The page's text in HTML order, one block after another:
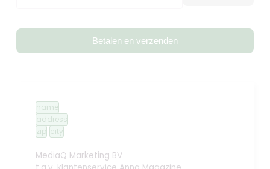
Betalen en verzenden
name
address
zip city
MediaQ Marketing BV